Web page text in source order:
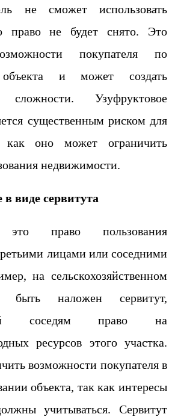
не сможет использовать
право не будет снято. Это
покупателя по
объекта и может создать
сложности. Узуфруктовое
существенным риском для
как оно может ограничить
недвижимости.
виде сервитута
право пользования
лицами или соседними
на сельскохозяйственном
быть наложен сервитут,
соседям право на
ресурсов этого участка.
возможности покупателя в
объекта, так как интересы
учитываться. Сервитут